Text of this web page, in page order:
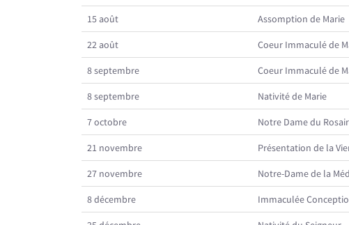
15 août Assomption de Marie
22 août Coeur Immaculé de
8 septembre Coeur Immaculé de
8 septembre Nativité de Marie
7 octobre Notre Dame du
21 novembre Présentation de la
27 novembre Notre-Dame de la
8 décembre Immaculée